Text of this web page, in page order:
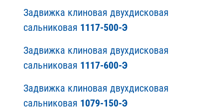
Задвижка клиновая двухдисковая
сальниковая 1117-500-Э
Задвижка клиновая двухдисковая
сальниковая 1117-600-Э
Задвижка клиновая двухдисковая
сальниковая 1079-150-Э